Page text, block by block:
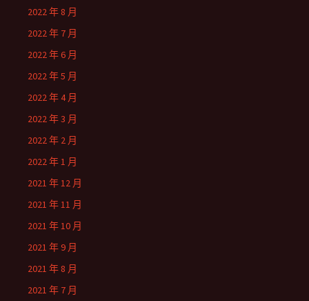
2022 年 8 月
2022 年 7 月
2022 年 6 月
2022 年 5 月
2022 年 4 月
2022 年 3 月
2022 年 2 月
2022 年 1 月
2021 年 12 月
2021 年 11 月
2021 年 10 月
2021 年 9 月
2021 年 8 月
2021 年 7 月